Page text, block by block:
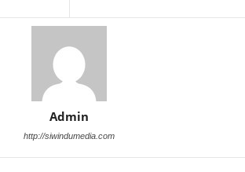
Admin
http://siwindumedia.com